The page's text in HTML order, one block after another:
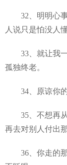
32、明明心事
人说只是怕没人懂
33、就让我一
孤独终老。
34、原谅你的
35、不想再从
再去对别人付出
36、你走的那